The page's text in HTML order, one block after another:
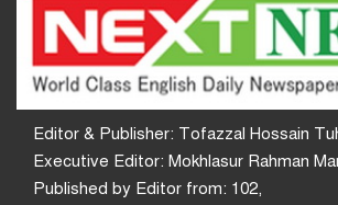
Editor & Publisher: Tofazzal Hossain
Executive Editor: Mokhlasur Rahman
Published by Editor from: 102,